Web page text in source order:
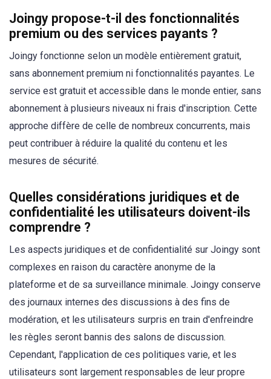
Joingy propose-t-il des fonctionnalités
premium ou des services payants ?
Joingy fonctionne selon un modèle entièrement gratuit,
sans abonnement premium ni fonctionnalités payantes. Le
service est gratuit et accessible dans le monde entier, sans
abonnement à plusieurs niveaux ni frais d'inscription. Cette
approche diffère de celle de nombreux concurrents, mais
peut contribuer à réduire la qualité du contenu et les
mesures de sécurité.
Quelles considérations juridiques et de
confidentialité les utilisateurs doivent-ils
comprendre ?
Les aspects juridiques et de confidentialité sur Joingy sont
complexes en raison du caractère anonyme de la
plateforme et de sa surveillance minimale. Joingy conserve
des journaux internes des discussions à des fins de
modération, et les utilisateurs surpris en train d'enfreindre
les règles seront bannis des salons de discussion.
Cependant, l'application de ces politiques varie, et les
utilisateurs sont largement responsables de leur propre